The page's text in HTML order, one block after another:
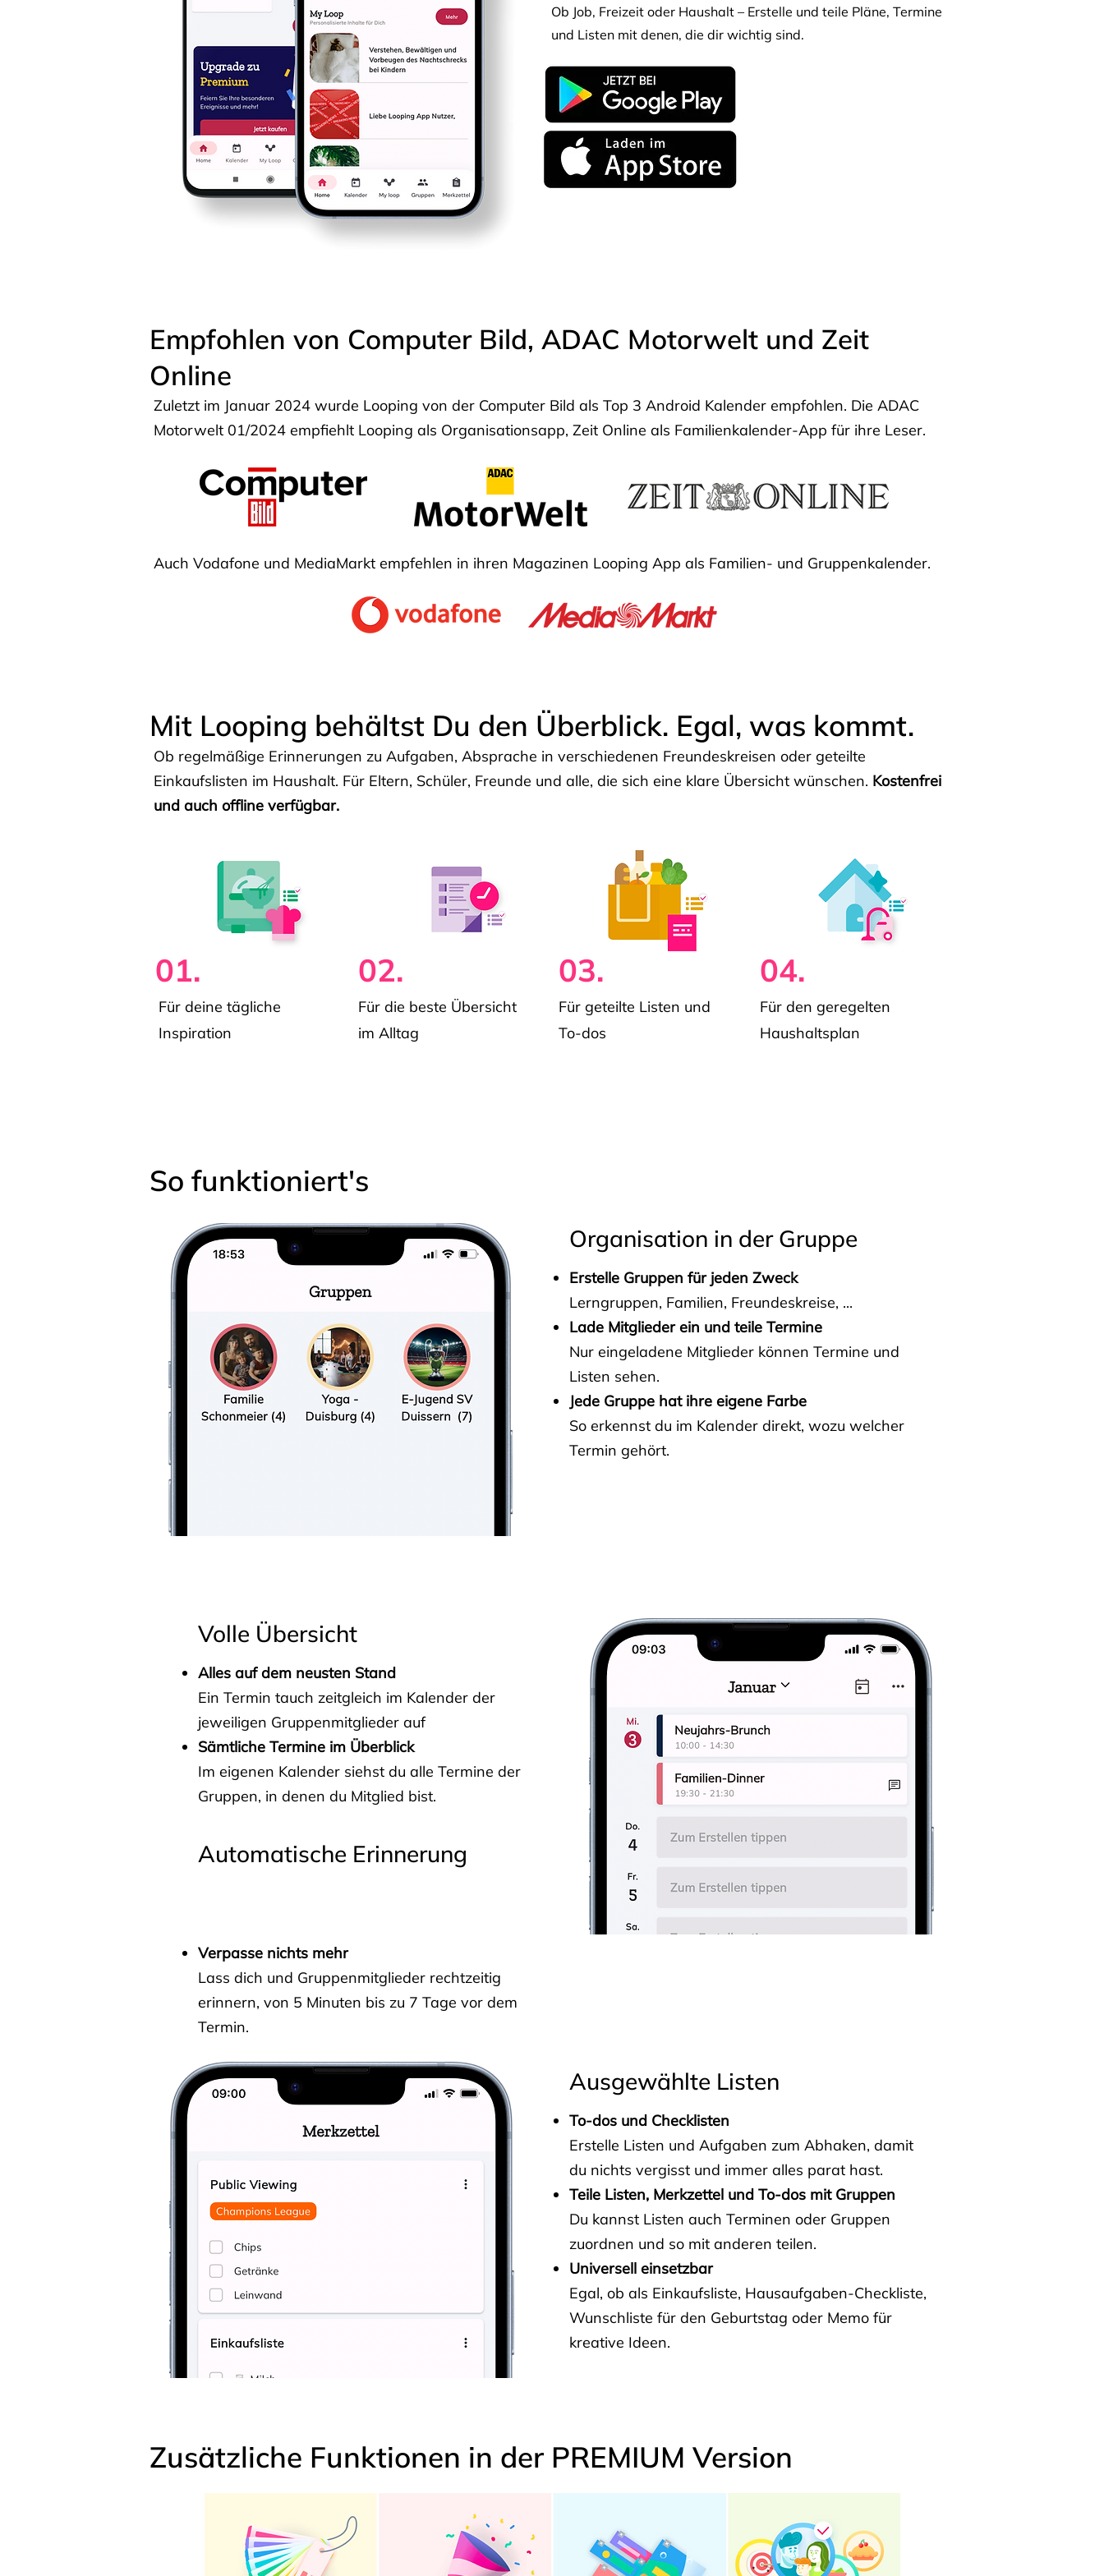
Ob Job, Freizeit oder Haushalt – Erstelle und teile Pläne, Termine
und Listen mit denen, die dir wichtig sind.
Empfohlen von Computer Bild, ADAC Motorwelt und Zeit
Online
Zuletzt im Januar 2024 wurde Looping von der Computer Bild als Top 3 Android Kalender empfohlen. Die ADAC
Motorwelt 01/2024 empfiehlt Looping als Organisationsapp, Zeit Online als Familienkalender-App für ihre Leser.
Auch Vodafone und MediaMarkt empfehlen in ihren Magazinen Looping App als Familien- und Gruppenkalender.
Mit Looping behältst Du den Überblick. Egal, was kommt.
Ob regelmäßige Erinnerungen zu Aufgaben, Absprache in verschiedenen Freundeskreisen oder geteilte
Einkaufslisten im Haushalt. Für Eltern, Schüler, Freunde und alle, die sich eine klare Übersicht wünschen. Kostenfrei
und auch offline verfügbar.
01.
Für deine tägliche
Inspiration
02.
Für die beste Übersicht
im Alltag
03.
Für geteilte Listen und
To-dos
04.
Für den geregelten
Haushaltsplan
So funktioniert's
Organisation in der Gruppe
Erstelle Gruppen für jeden Zweck
Lerngruppen, Familien, Freundeskreise, ...
Lade Mitglieder ein und teile Termine
Nur eingeladene Mitglieder können Termine und
Listen sehen.
Jede Gruppe hat ihre eigene Farbe
So erkennst du im Kalender direkt, wozu welcher
Termin gehört.
Volle Übersicht
Alles auf dem neusten Stand
Ein Termin tauch zeitgleich im Kalender der
jeweiligen Gruppenmitglieder auf
Sämtliche Termine im Überblick
Im eigenen Kalender siehst du alle Termine der
Gruppen, in denen du Mitglied bist.
Automatische Erinnerung
Verpasse nichts mehr
Lass dich und Gruppenmitglieder rechtzeitig
erinnern, von 5 Minuten bis zu 7 Tage vor dem
Termin.
Ausgewählte Listen
To-dos und Checklisten
Erstelle Listen und Aufgaben zum Abhaken, damit
du nichts vergisst und immer alles parat hast.
Teile Listen, Merkzettel und To-dos mit Gruppen
Du kannst Listen auch Terminen oder Gruppen
zuordnen und so mit anderen teilen.
Universell einsetzbar
Egal, ob als Einkaufsliste, Hausaufgaben-Checkliste,
Wunschliste für den Geburtstag oder Memo für
kreative Ideen.
Zusätzliche Funktionen in der PREMIUM Version